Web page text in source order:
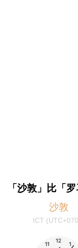
「沙敦」比「
沙敦
ICT